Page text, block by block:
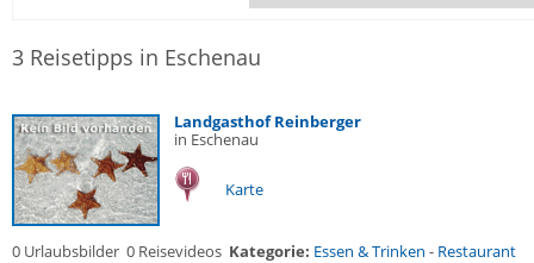
3 Reisetipps in Eschenau
Landgasthof Reinberger
in Eschenau
Karte
0 Urlaubsbilder 0 Reisevideos Kategorie: Essen & Trinken - Restaurant